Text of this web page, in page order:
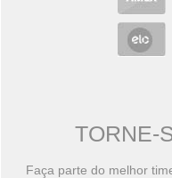
TORNE-
Faça parte do melhor